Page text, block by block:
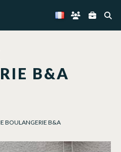
B&A
BOULANGERIE B&A